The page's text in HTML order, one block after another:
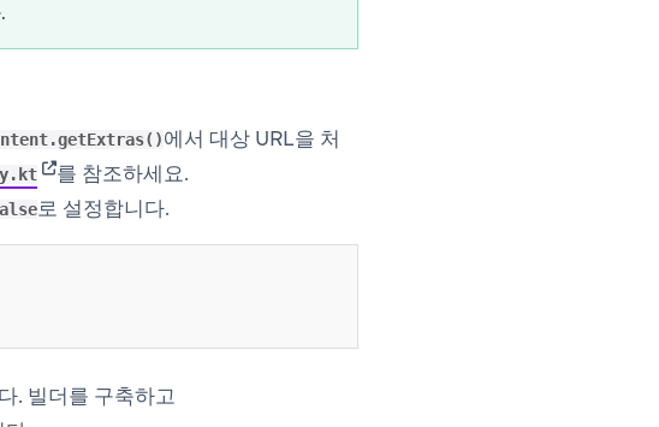
에서 대상 URL을 처
(opens in new tab)
를 참조하세요.
로 설정합니다.
. 빌더를 구축하고